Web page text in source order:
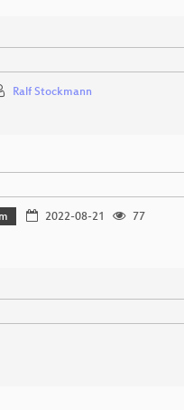
Ralf Stockmann
2022-08-21
77